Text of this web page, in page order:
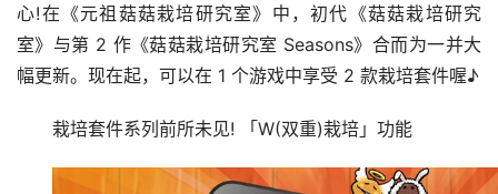
心!在《元祖菇菇栽培研究室》中，初代《菇菇栽培研究
室》与第 2 作《菇菇栽培研究室 Seasons》合而为一并大
幅更新。现在起，可以在 1 个游戏中享受 2 款栽培套件喔♪
栽培套件系列前所未见! 「W(双重)栽培」功能